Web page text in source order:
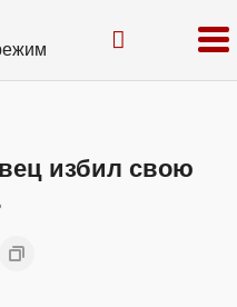
избил свою